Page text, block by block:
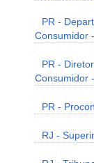
PR -
Consumidor
PR -
Consumidor
PR -
RJ -